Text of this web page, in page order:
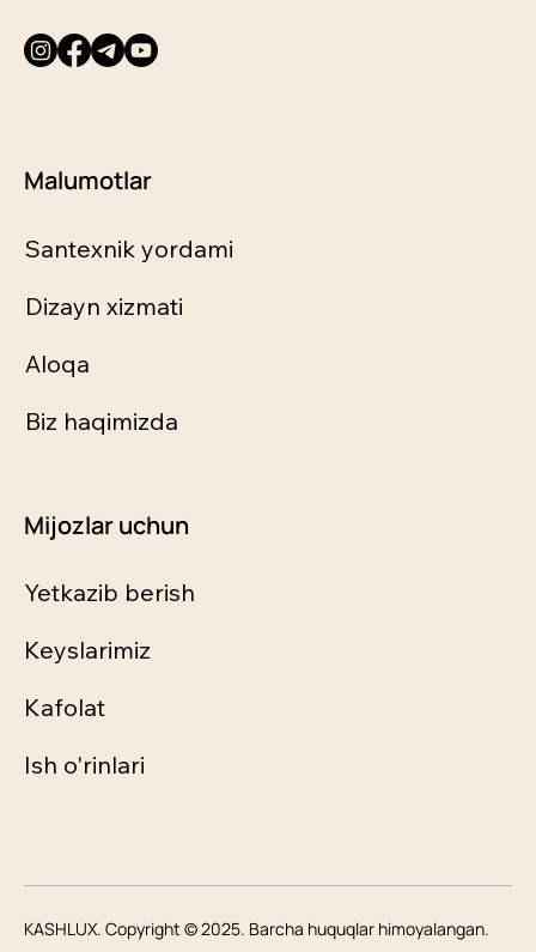
Malumotlar
Santexnik yordami
Dizayn xizmati
Aloqa
Biz haqimizda
Mijozlar uchun
Yetkazib berish
Keyslarimiz
Kafolat
Ish o'rinlari
KASHLUX. Copyright © 2025. Barcha huquqlar himoyalangan.